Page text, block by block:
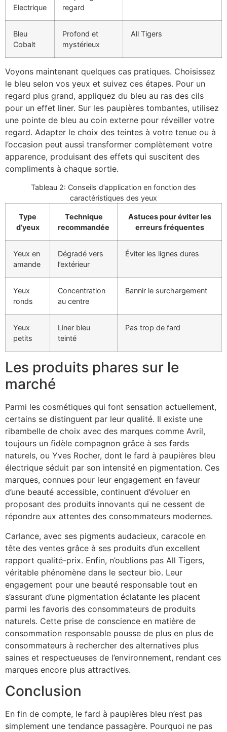
Electrique
regard
Bleu
Cobalt
Profond et
mystérieux
All Tigers
Voyons maintenant quelques cas pratiques. Choisissez
le bleu selon vos yeux et suivez ces étapes. Pour un
regard plus grand, appliquez du bleu au ras des cils
pour un effet liner. Sur les paupières tombantes, utilisez
une pointe de bleu au coin externe pour réveiller votre
regard. Adapter le choix des teintes à votre tenue ou à
l’occasion peut aussi transformer complètement votre
apparence, produisant des effets qui suscitent des
compliments à chaque sortie.
Tableau 2: Conseils d’application en fonction des
caractéristiques des yeux
Type
d’yeux
Technique
recommandée
Astuces pour éviter les
erreurs fréquentes
Yeux en
amande
Dégradé vers
l’extérieur
Éviter les lignes dures
Yeux
ronds
Concentration
au centre
Bannir le surchargement
Yeux
petits
Liner bleu
teinté
Pas trop de fard
Les produits phares sur le
marché
Parmi les cosmétiques qui font sensation actuellement,
certains se distinguent par leur qualité. Il existe une
ribambelle de choix avec des marques comme Avril,
toujours un fidèle compagnon grâce à ses fards
naturels, ou Yves Rocher, dont le fard à paupières bleu
électrique séduit par son intensité en pigmentation. Ces
marques, connues pour leur engagement en faveur
d’une beauté accessible, continuent d’évoluer en
proposant des produits innovants qui ne cessent de
répondre aux attentes des consommateurs modernes.
Carlance, avec ses pigments audacieux, caracole en
tête des ventes grâce à ses produits d’un excellent
rapport qualité-prix. Enfin, n’oublions pas All Tigers,
véritable phénomène dans le secteur bio. Leur
engagement pour une beauté responsable tout en
s’assurant d’une pigmentation éclatante les placent
parmi les favoris des consommateurs de produits
naturels. Cette prise de conscience en matière de
consommation responsable pousse de plus en plus de
consommateurs à rechercher des alternatives plus
saines et respectueuses de l’environnement, rendant ces
marques encore plus attractives.
Conclusion
En fin de compte, le fard à paupières bleu n’est pas
simplement une tendance passagère. Pourquoi ne pas